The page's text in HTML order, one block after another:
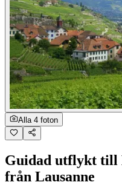
Alla 4 foton
Guidad utflykt till
från Lausanne